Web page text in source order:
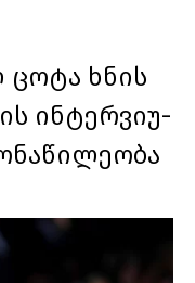
ხნის
ინტერვიუ-